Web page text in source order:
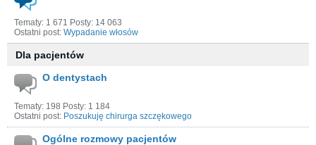
Tematy: 1 671 Posty: 14 063
Ostatni post: Wypadanie włosów
Dla pacjentów
O dentystach
Tematy: 198 Posty: 1 184
Ostatni post: Poszukuję chirurga szczękowego
Ogólne rozmowy pacjentów